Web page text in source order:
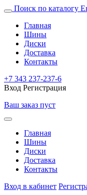
Поиск по каталогу
Главная
Шины
Диски
Доставка
Контакты
+7 343 237-237-6
Вход Регистрация
Ваш заказ пуст
Главная
Шины
Диски
Доставка
Контакты
Вход в кабинет